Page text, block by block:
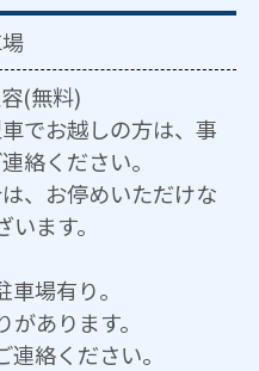
(無料)
でお越しの方は、事
絡ください。
、お停めいただけな
ます。
場有り。
あります。
絡ください。